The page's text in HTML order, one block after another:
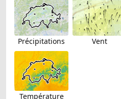
Précipitations Vent
Température